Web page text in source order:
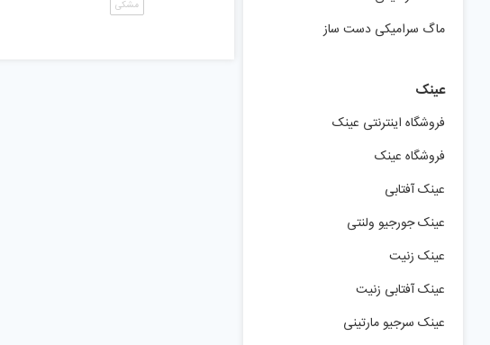
مشکی
ماگ سرامیکی دست ساز
عینک
فروشگاه اینترنتی عینک
فروشگاه عینک
عینک آفتابی
عینک جورجیو ولنتی
عینک زنیت
عینک آفتابی زنیت
عینک سرجیو مارتینی